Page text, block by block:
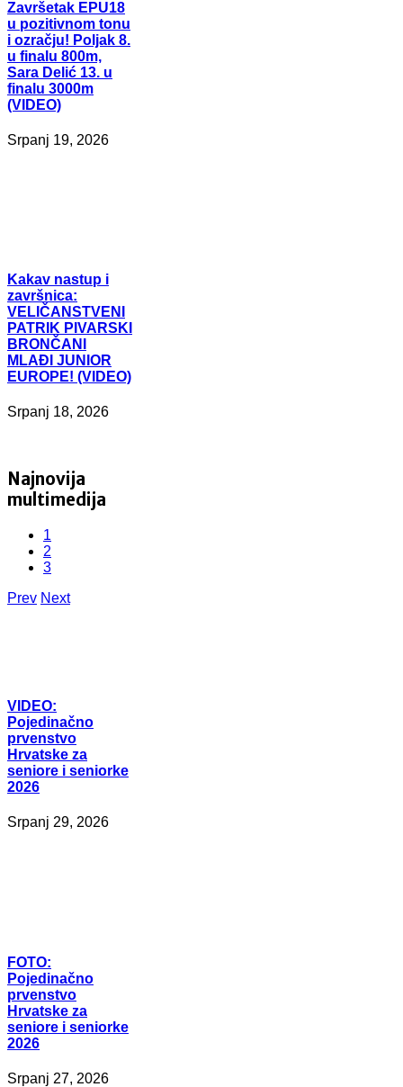
Završetak EPU18
u pozitivnom tonu
i ozračju! Poljak 8.
u finalu 800m,
Sara Delić 13. u
finalu 3000m
(VIDEO)
Srpanj 19, 2026
Kakav nastup i
završnica:
VELIČANSTVENI
PATRIK PIVARSKI
BRONČANI
MLAĐI JUNIOR
EUROPE! (VIDEO)
Srpanj 18, 2026
Najnovija
multimedija
1
2
3
Prev Next
VIDEO:
Pojedinačno
prvenstvo
Hrvatske za
seniore i seniorke
2026
Srpanj 29, 2026
FOTO:
Pojedinačno
prvenstvo
Hrvatske za
seniore i seniorke
2026
Srpanj 27, 2026